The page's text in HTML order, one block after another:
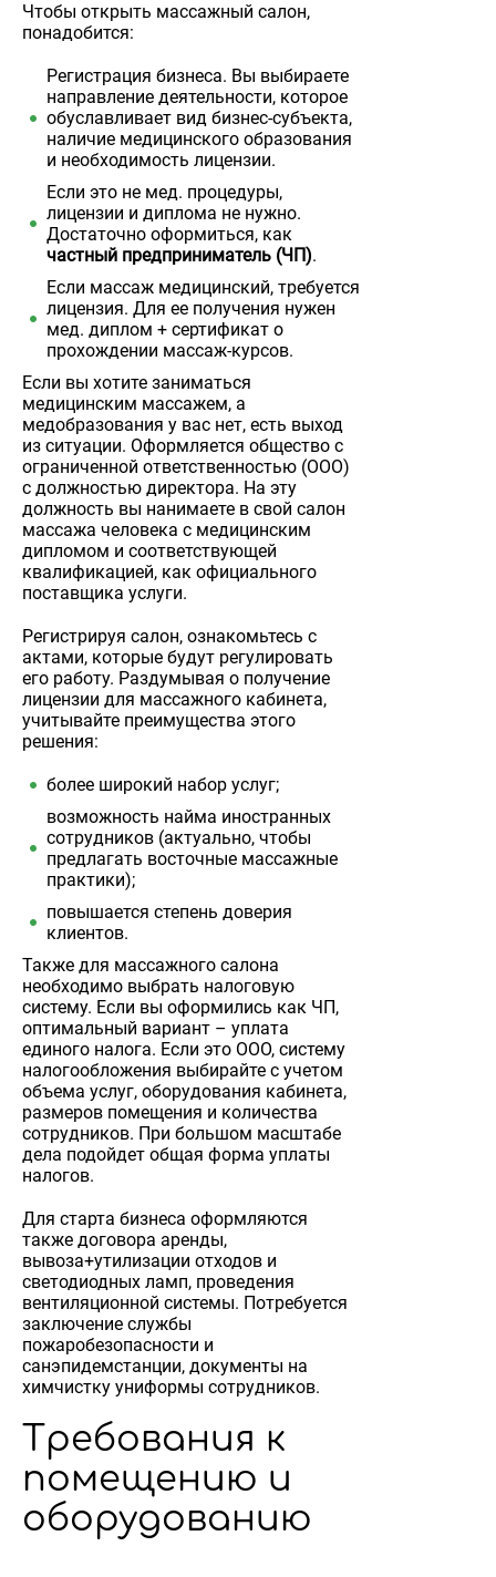
Чтобы открыть массажный салон,
понадобится:
Регистрация бизнеса. Вы выбираете
направление деятельности, которое
обуславливает вид бизнес-субъекта,
наличие медицинского образования
и необходимость лицензии.
Если это не мед. процедуры,
лицензии и диплома не нужно.
Достаточно оформиться, как
частный предприниматель (ЧП).
Если массаж медицинский, требуется
лицензия. Для ее получения нужен
мед. диплом + сертификат о
прохождении массаж-курсов.
Если вы хотите заниматься
медицинским массажем, а
медобразования у вас нет, есть выход
из ситуации. Оформляется общество с
ограниченной ответственностью (ООО)
с должностью директора. На эту
должность вы нанимаете в свой салон
массажа человека с медицинским
дипломом и соответствующей
квалификацией, как официального
поставщика услуги.
Регистрируя салон, ознакомьтесь с
актами, которые будут регулировать
его работу. Раздумывая о получение
лицензии для массажного кабинета,
учитывайте преимущества этого
решения:
более широкий набор услуг;
возможность найма иностранных
сотрудников (актуально, чтобы
предлагать восточные массажные
практики);
повышается степень доверия
клиентов.
Также для массажного салона
необходимо выбрать налоговую
систему. Если вы оформились как ЧП,
оптимальный вариант – уплата
единого налога. Если это ООО, систему
налогообложения выбирайте с учетом
объема услуг, оборудования кабинета,
размеров помещения и количества
сотрудников. При большом масштабе
дела подойдет общая форма уплаты
налогов.
Для старта бизнеса оформляются
также договора аренды,
вывоза+утилизации отходов и
светодиодных ламп, проведения
вентиляционной системы. Потребуется
заключение службы
пожаробезопасности и
санэпидемстанции, документы на
химчистку униформы сотрудников.
Требования к
помещению и
оборудованию